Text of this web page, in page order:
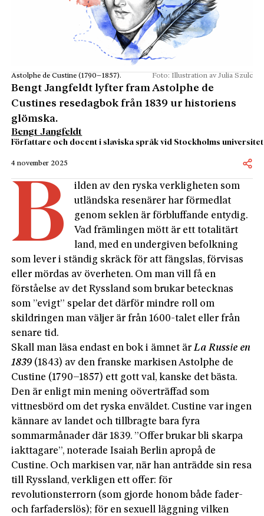
Astolphe de Custine (1790–1857). Foto: Illustration av Julia Szulc
Bengt Jangfeldt lyfter fram Astolphe de
Custines resedagbok från 1839 ur historiens
glömska.
Bengt Jangfeldt
Författare och docent i slaviska språk vid Stockholms
4 november 2025
B ilden av den ryska verkligheten som
utländska resenärer har förmedlat
genom seklen är förbluffande entydig.
Vad främlingen mött är ett totalitärt
land, med en undergiven befolkning
som lever i ständig skräck för att fängslas, förvisas
eller mördas av överheten. Om man vill få en
förståelse av det Ryssland som brukar betecknas
som ”evigt” spelar det därför mindre roll om
skildringen man väljer är från 1600-talet eller från
senare tid.
Skall man läsa endast en bok i ämnet ärLa Russie en
1839 (1843) av den franske markisen Astolphe de
Custine (1790–1857) ett gott val, kanske det bästa.
Den är enligt min mening oöverträffad som
vittnesbörd om det ryska enväldet. Custine var ingen
kännare av landet och tillbragte bara fyra
sommarmånader där 1839. ”Offer brukar bli skarpa
iakttagare”, noterade Isaiah Berlin apropå de
Custine. Och markisen var, när han anträdde sin resa
till Ryssland, verkligen ett offer: för
revolutionsterrorn (som gjorde honom både fader-
och farfaderslös); för en sexuell läggning vilken